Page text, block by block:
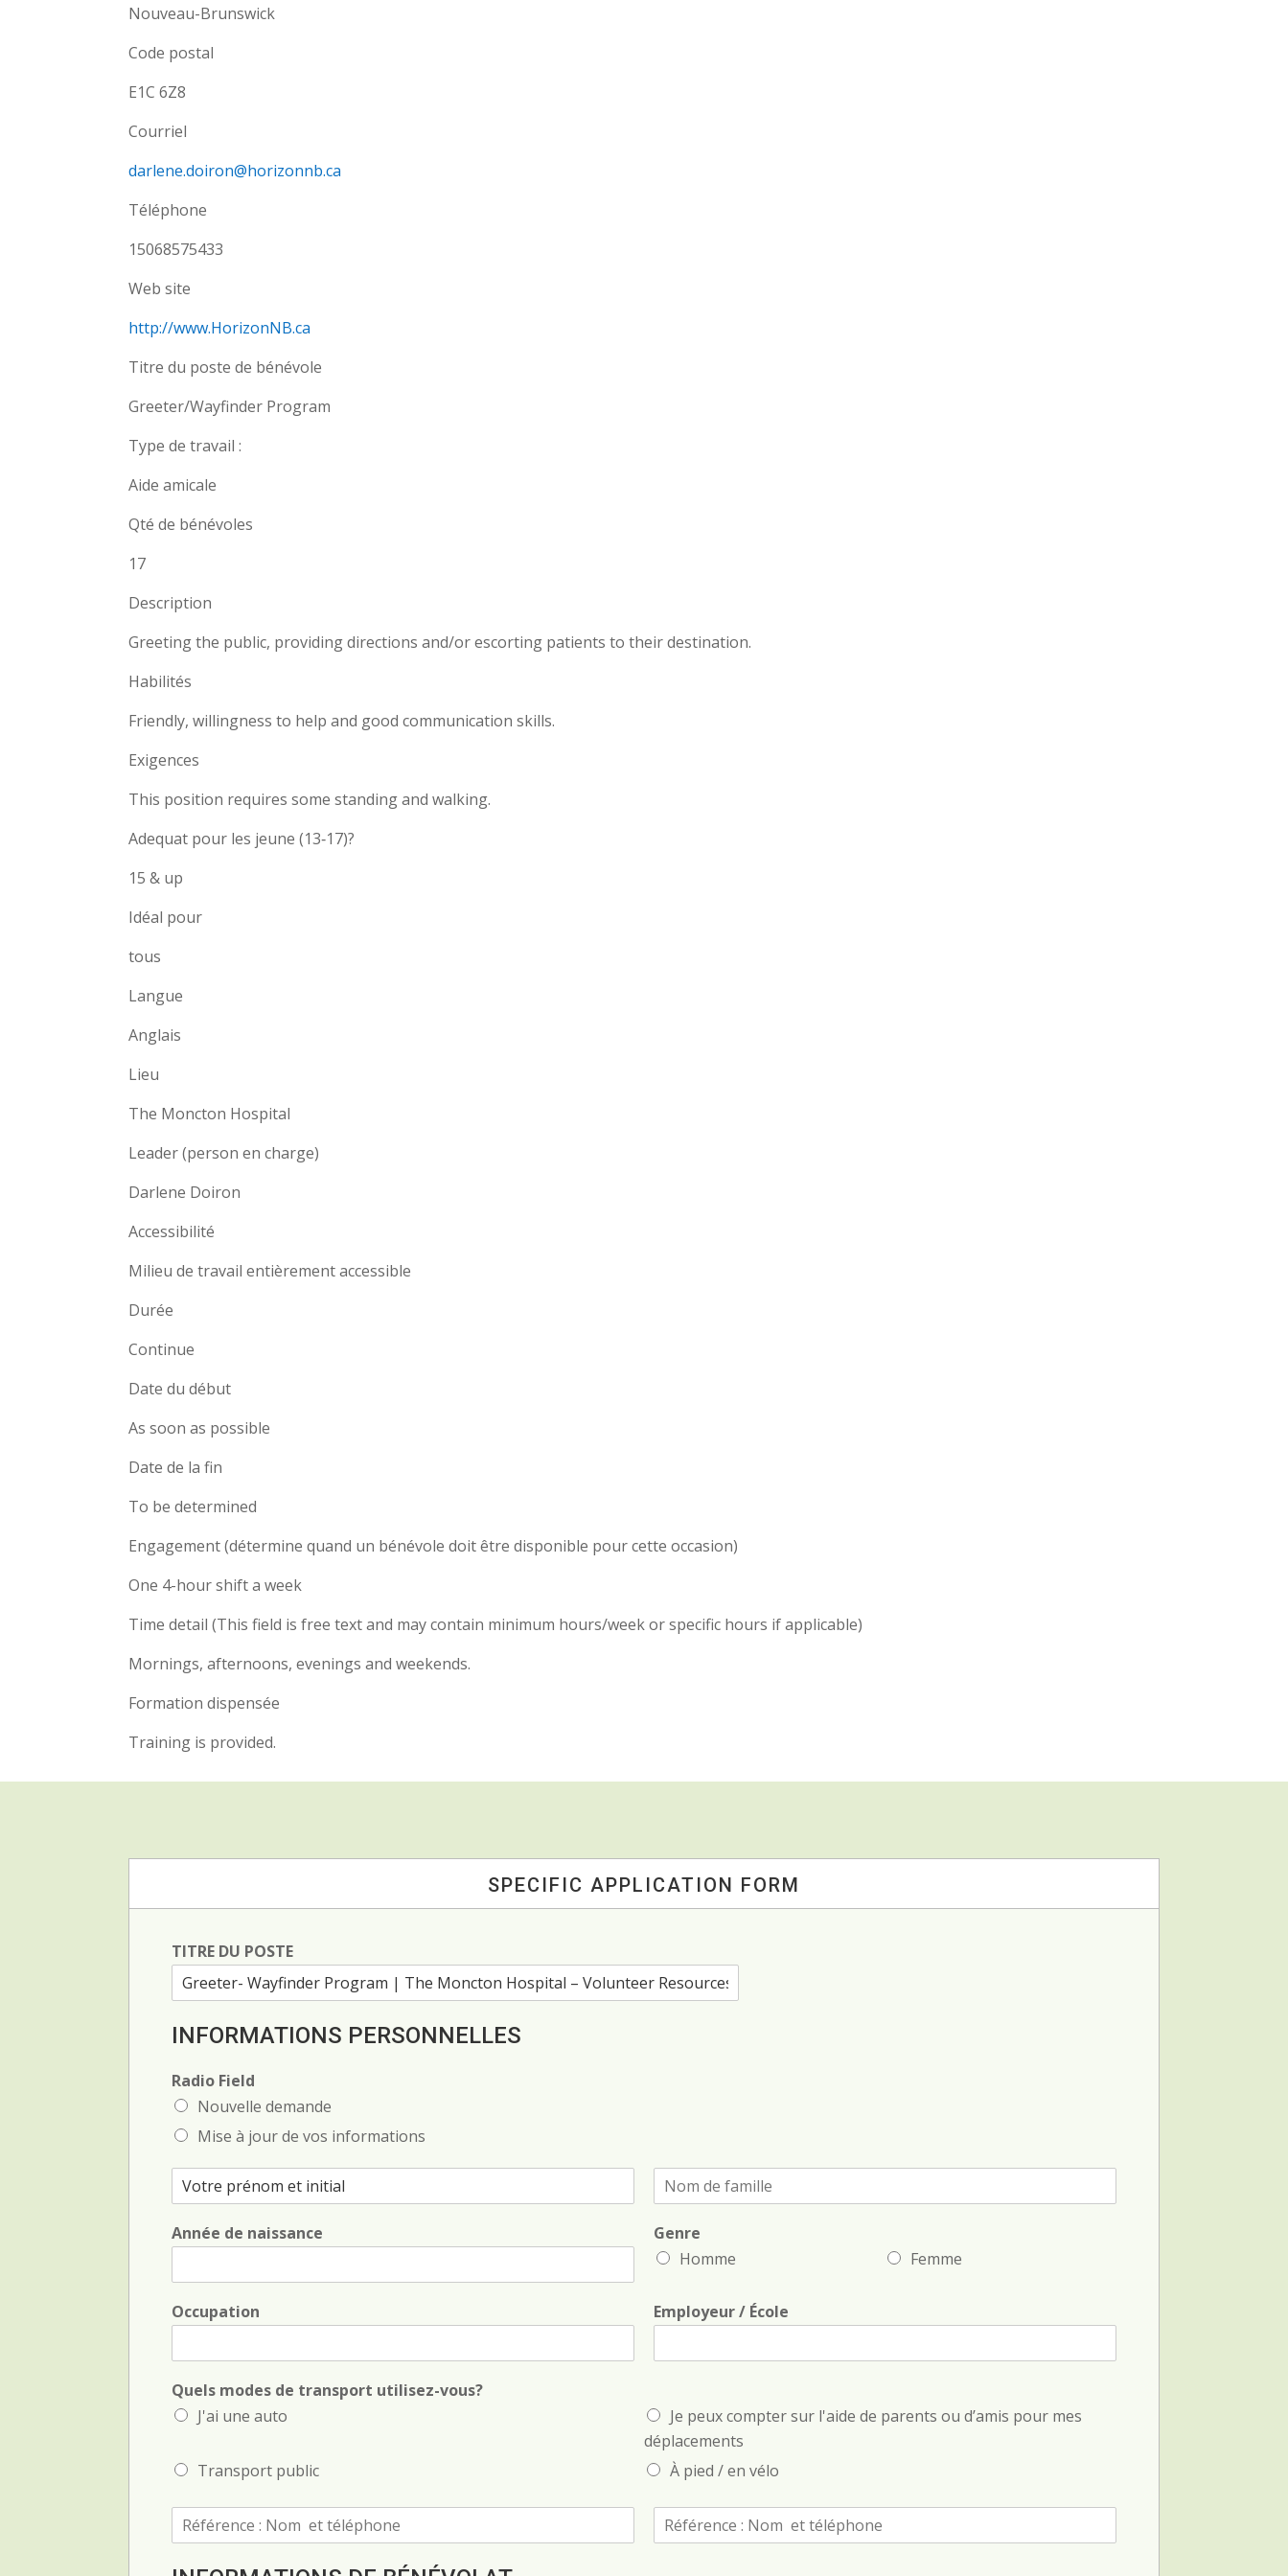
Nouveau-Brunswick
Code postal
E1C 6Z8
Courriel
darlene.doiron@horizonnb.ca
Téléphone
15068575433
Web site
http://www.HorizonNB.ca
Titre du poste de bénévole
Greeter/Wayfinder Program
Type de travail :
Aide amicale
Qté de bénévoles
17
Description
Greeting the public, providing directions and/or escorting patients to their destination.
Habilités
Friendly, willingness to help and good communication skills.
Exigences
This position requires some standing and walking.
Adequat pour les jeune (13‐17)?
15 & up
Idéal pour
tous
Langue
Anglais
Lieu
The Moncton Hospital
Leader (person en charge)
Darlene Doiron
Accessibilité
Milieu de travail entièrement accessible
Durée
Continue
Date du début
As soon as possible
Date de la fin
To be determined
Engagement (détermine quand un bénévole doit être disponible pour cette occasion)
One 4-hour shift a week
Time detail (This field is free text and may contain minimum hours/week or specific hours if applicable)
Mornings, afternoons, evenings and weekends.
Formation dispensée
Training is provided.
SPECIFIC APPLICATION FORM
TITRE DU POSTE
INFORMATIONS PERSONNELLES
Radio Field
Nouvelle demande
Mise à jour de vos informations
n
o
t
i
i
t
i
a
*
d
e
m
i
l
*
Année de naissance
Genre
Homme
Femme
Occupation Employeur / École
Quels modes de transport utilisez-vous?
J'ai une auto
Je peux compter sur l'aide de parents ou d’amis pour mes
déplacements
Transport public
À pied / en vélo